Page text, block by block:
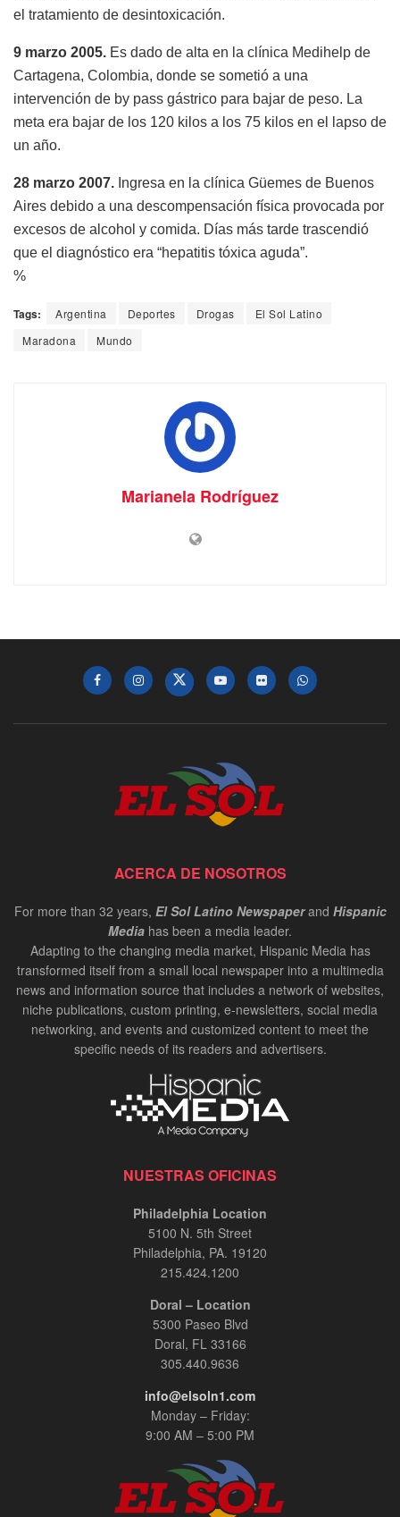
el tratamiento de desintoxicación.
9 marzo 2005. Es dado de alta en la clínica Medihelp de
Cartagena, Colombia, donde se sometió a una
intervención de by pass gástrico para bajar de peso. La
meta era bajar de los 120 kilos a los 75 kilos en el lapso de
un año.
28 marzo 2007. Ingresa en la clínica Güemes de Buenos
Aires debido a una descompensación física provocada por
excesos de alcohol y comida. Días más tarde trascendió
que el diagnóstico era “hepatitis tóxica aguda”.
%
Tags: Argentina Deportes Drogas
El Sol Latino
Maradona
Mundo
Marianela Rodríguez
ACERCA DE NOSOTROS
For more than 32 years, El Sol Latino Newspaperand Hispanic
Media has been a media leader.
Adapting to the changing media market, Hispanic Media has
transformed itself from a small local newspaper into a multimedia
news and information source that includes a network of websites,
niche publications, custom printing, e-newsletters, social media
networking, and events and customized content to meet the
specific needs of its readers and advertisers.
NUESTRAS OFICINAS
Philadelphia Location
5100 N. 5th Street
Philadelphia, PA. 19120
215.424.1200
Doral – Location
5300 Paseo Blvd
Doral, FL 33166
305.440.9636
info@elsoln1.com
Monday – Friday:
9:00 AM – 5:00 PM